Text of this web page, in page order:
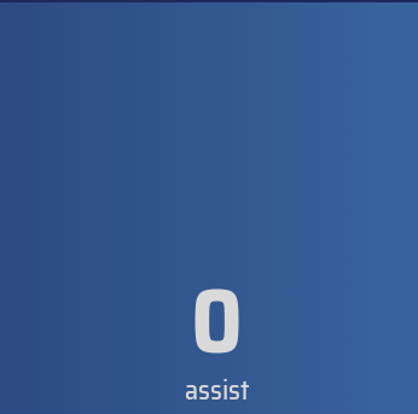
0
assist